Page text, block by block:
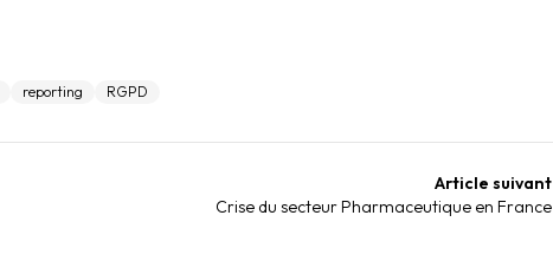
reporting RGPD
Article suivant
Crise du secteur Pharmaceutique en France